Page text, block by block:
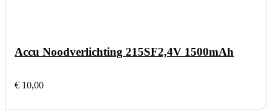
Accu Noodverlichting 215SF2,4V 1500mAh
€ 10,00